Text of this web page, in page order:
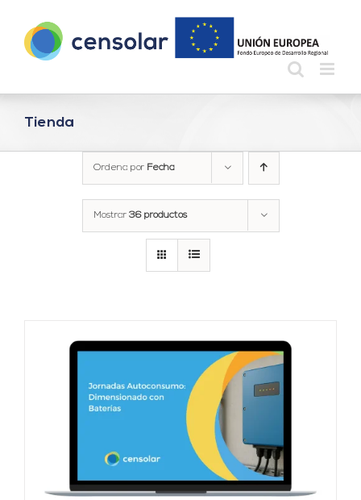
contenido
Tienda
Ordena por Fecha
Mostrar 36 productos